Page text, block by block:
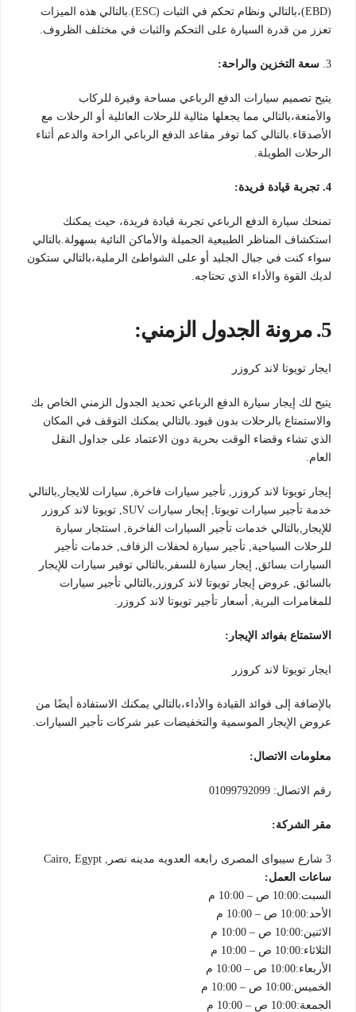
(EBD)،بالتالي ونظام تحكم في الثبات (ESC).بالتالي هذه الميزات
تعزز من قدرة السيارة على التحكم والثبات في مختلف الظروف.
3. سعة التخزين والراحة:
يتيح تصميم سيارات الدفع الرباعي مساحة وفيرة للركاب
والأمتعة،بالتالي مما يجعلها مثالية للرحلات العائلية أو الرحلات مع
الأصدقاء.بالتالي كما توفر مقاعد الدفع الرباعي الراحة والدعم أثناء
الرحلات الطويلة.
4. تجربة قيادة فريدة:
تمنحك سيارة الدفع الرباعي تجربة قيادة فريدة، حيث يمكنك
استكشاف المناظر الطبيعية الجميلة والأماكن النائية بسهولة.بالتالي
سواء كنت في جبال الجليد أو على الشواطئ الرملية،بالتالي ستكون
لديك القوة والأداء الذي تحتاجه.
5
.مرونة الجدول الزمني:
ايجار تويوتا لاند كروزر
يتيح لك إيجار سيارة الدفع الرباعي تحديد الجدول الزمني الخاص بك
والاستمتاع بالرحلات بدون قيود.بالتالي يمكنك التوقف في المكان
الذي تشاء وقضاء الوقت بحرية دون الاعتماد على جداول النقل
العام.
إيجار تويوتا لاند كروزر, تأجير سيارات فاخرة, سيارات للايجار,بالتالي
خدمة تأجير سيارات تويوتا, إيجار سيارات SUV, تويوتا لاند كروزر
للإيجار,بالتالي خدمات تأجير السيارات الفاخرة, استئجار سيارة
للرحلات السياحية, تأجير سيارة لحفلات الزفاف, خدمات تأجير
السيارات بسائق, إيجار سيارة للسفر,بالتالي توفير سيارات للإيجار
بالسائق, عروض إيجار تويوتا لاند كروزر,بالتالي تأجير سيارات
للمغامرات البرية, أسعار تأجير تويوتا لاند كروزر.
الاستمتاع بفوائد الإيجار:
ايجار تويوتا لاند كروزر
بالإضافة إلى فوائد القيادة والأداء،بالتالي يمكنك الاستفادة أيضًا من
عروض الإيجار الموسمية والتخفيضات عبر شركات تأجير السيارات.
معلومات الاتصال:
رقم الاتصال: 01099792099
مقر الشركة:
3 شارع سيبواى المصرى رابعه العدويه مدينه نصر, Cairo, Egypt
ساعات العمل:
السبت:10:00 ص – 10:00 م
الأحد:10:00 ص – 10:00 م
الاثنين:10:00 ص – 10:00 م
الثلاثاء:10:00 ص – 10:00 م
الأربعاء:10:00 ص – 10:00 م
الخميس:10:00 ص – 10:00 م
الجمعة:10:00 ص – 10:00 م